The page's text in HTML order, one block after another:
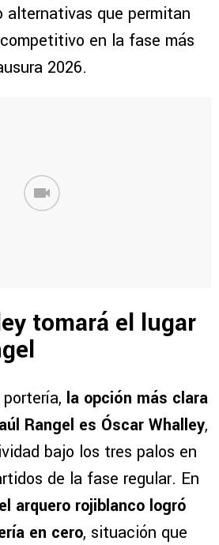
alternativas que permitan
en la fase más
2026.
tomará el lugar
la opción más clara
Rangel es Óscar Whalley,
bajo los tres palos en
de la fase regular. En
el arquero rojiblanco logró
en cero, situación que